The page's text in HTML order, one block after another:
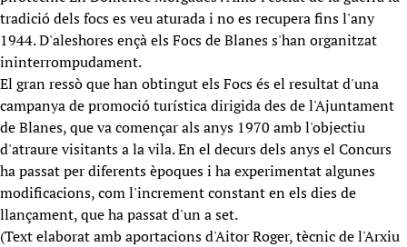
tradició dels focs es veu aturada i no es recupera fins l'any
1944. D'aleshores ençà els Focs de Blanes s'han organitzat
ininterrompudament.
El gran ressò que han obtingut els Focs és el resultat d'una
campanya de promoció turística dirigida des de l'Ajuntament
de Blanes, que va començar als anys 1970 amb l'objectiu
d'atraure visitants a la vila. En el decurs dels anys el Concurs
ha passat per diferents èpoques i ha experimentat algunes
modificacions, com l'increment constant en els dies de
llançament, que ha passat d'un a set.
(Text elaborat amb aportacions d'Aitor Roger, tècnic de l'Arxiu